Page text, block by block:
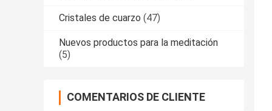
Cristales de cuarzo (47)
Nuevos productos para la meditación
(5)
COMENTARIOS DE CLIENTE